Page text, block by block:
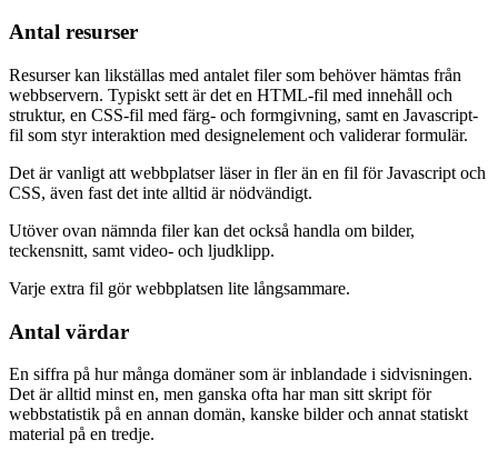
Antal resurser
Resurser kan likställas med antalet filer som behöver hämtas från
webbservern. Typiskt sett är det en HTML-fil med innehåll och
struktur, en CSS-fil med färg- och formgivning, samt en Javascript-
fil som styr interaktion med designelement och validerar formulär.
Det är vanligt att webbplatser läser in fler än en fil för Javascript och
CSS, även fast det inte alltid är nödvändigt.
Utöver ovan nämnda filer kan det också handla om bilder,
teckensnitt, samt video- och ljudklipp.
Varje extra fil gör webbplatsen lite långsammare.
Antal värdar
En siffra på hur många domäner som är inblandade i sidvisningen.
Det är alltid minst en, men ganska ofta har man sitt skript för
webbstatistik på en annan domän, kanske bilder och annat statiskt
material på en tredje.